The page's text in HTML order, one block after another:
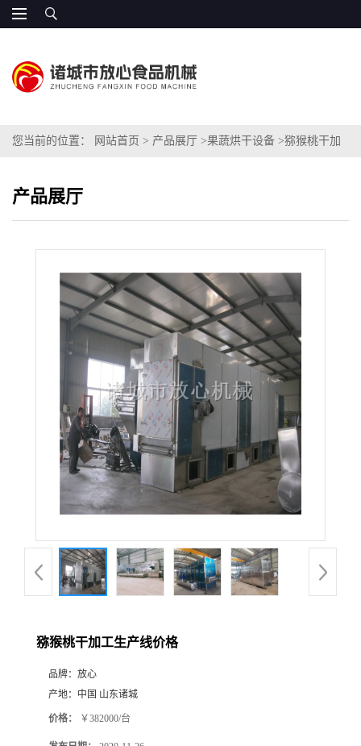
您当前的位置： 网站首页 > 产品展厅 >果蔬烘干设备 >猕猴桃干加
产品展厅
猕猴桃干加工生产线价格
品牌： 放心
产地： 中国 山东诸城
价格： ￥382000/台